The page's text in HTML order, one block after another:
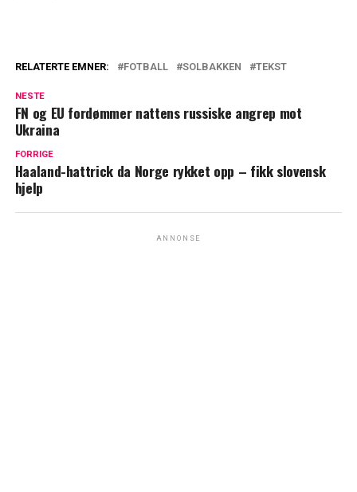
RELATERTE EMNER: FOTBALL SOLBAKKEN TEKST
NESTE
FN og EU fordømmer nattens russiske angrep mot
Ukraina
FORRIGE
Haaland-hattrick da Norge rykket opp – fikk slovensk
hjelp
ANNONSE